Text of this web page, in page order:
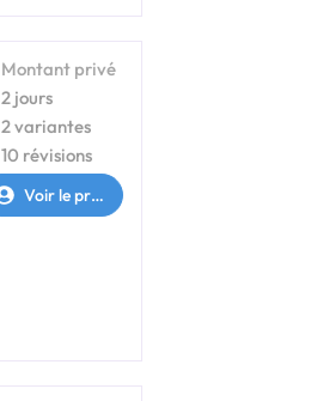
Montant privé
2 jours
2 variantes
10 révisions
Voir le profil